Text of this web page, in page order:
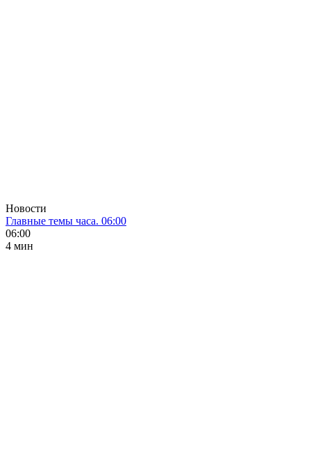
Новости
Главные темы часа. 06:00
06:00
4 мин